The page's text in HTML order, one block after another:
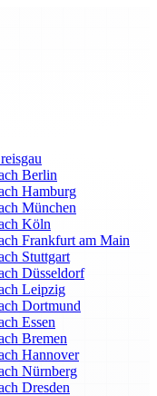
Berlin
Hamburg
München
Köln
Frankfurt am Main
Stuttgart
Düsseldorf
Leipzig
Dortmund
Essen
Bremen
Hannover
Nürnberg
Dresden